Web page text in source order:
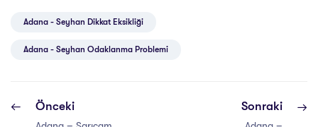
Adana - Seyhan Dikkat Eksikliği
Adana - Seyhan Odaklanma Problemi
Önceki Sonraki